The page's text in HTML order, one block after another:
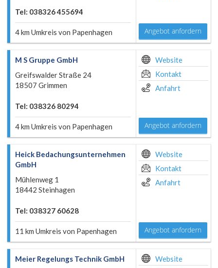
Tel: 038326 455694
4 km Umkreis von Papenhagen Angebot anfordern
M S Gruppe GmbH
Greifswalder Straße 24
18507 Grimmen
Tel: 038326 80294
4 km Umkreis von Papenhagen
Website
Kontakt
Anfahrt
Angebot anfordern
Heick Bedachungsunternehmen
GmbH
Mühlenweg 1
18442 Steinhagen
Tel: 038327 60628
11 km Umkreis von Papenhagen
Website
Kontakt
Anfahrt
Angebot anfordern
Meier Regelungs Technik GmbH
Website